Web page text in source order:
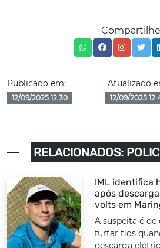
Publicado em:
12/09/2025 12:30
Atualizado
12/09/2025
RELACIONADOS:
IML identifica
após
volts em
A suspeita é
furtar fios
descarga